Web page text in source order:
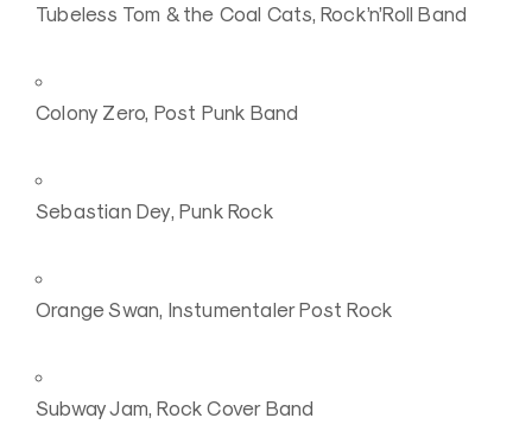
Tubeless Tom & the Coal Cats, Rock’n’Roll Band
Colony Zero, Post Punk Band
Sebastian Dey, Punk Rock
Orange Swan, Instumentaler Post Rock
Subway Jam, Rock Cover Band